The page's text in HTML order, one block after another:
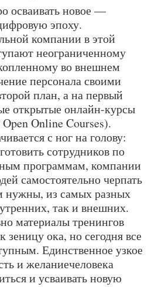
осваивать новое —
эпоху.
компании в этой
неограниченному
во внешнем
персонала своими
план, а на первый
открытые онлайн-курсы
Online Courses).
с ног на голову:
сотрудников по
программам, компании
самостоятельно черпать
нужны, из самых разных
так и внешних.
материалы тренингов
зеницу ока, но сегодня все
Единственное узкое
и желаниечеловека
и усваивать новую